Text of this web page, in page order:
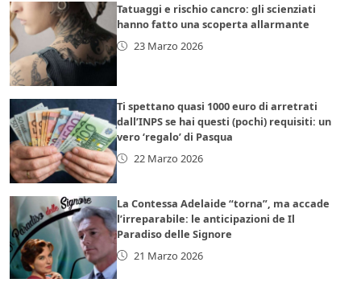
Tatuaggi e rischio cancro: gli scienziati
hanno fatto una scoperta allarmante
23 Marzo 2026
Ti spettano quasi 1000 euro di arretrati
dall’INPS se hai questi (pochi) requisiti: un
vero ‘regalo’ di Pasqua
22 Marzo 2026
La Contessa Adelaide “torna”, ma accade
l’irreparabile: le anticipazioni de Il
Paradiso delle Signore
21 Marzo 2026